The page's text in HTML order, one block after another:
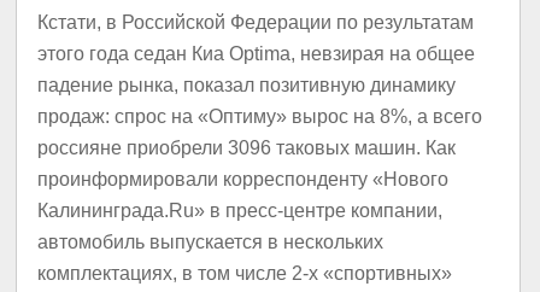
Кстати, в Российской Федерации по результатам
этого года седан Киа Optima, невзирая на общее
падение рынка, показал позитивную динамику
продаж: спрос на «Оптиму» вырос на 8%, а всего
россияне приобрели 3096 таковых машин. Как
проинформировали корреспонденту «Нового
Калининграда.Ru» в пресс-центре компании,
автомобиль выпускается в нескольких
комплектациях, в том числе 2-х «спортивных»